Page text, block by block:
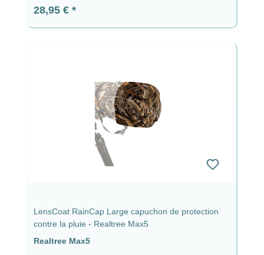
Prix régulier :
28,95 €
LensCoat RainCap Large capuchon de protection
contre la pluie - Realtree Max5
Realtree Max5